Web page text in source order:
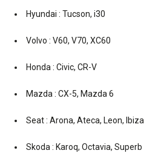
Hyundai : Tucson, i30
Volvo : V60, V70, XC60
Honda : Civic, CR-V
Mazda : CX-5, Mazda 6
Seat : Arona, Ateca, Leon, Ibiza
Skoda : Karoq, Octavia, Superb